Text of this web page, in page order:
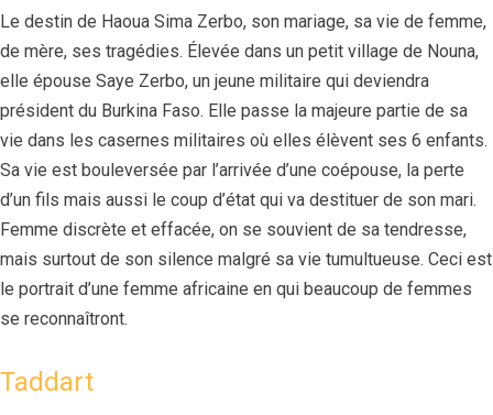
Le destin de Haoua Sima Zerbo, son mariage, sa vie de femme,
de mère, ses tragédies. Élevée dans un petit village de Nouna,
elle épouse Saye Zerbo, un jeune militaire qui deviendra
président du Burkina Faso. Elle passe la majeure partie de sa
vie dans les casernes militaires où elles élèvent ses 6 enfants.
Sa vie est bouleversée par l’arrivée d’une coépouse, la perte
d’un fils mais aussi le coup d’état qui va destituer de son mari.
Femme discrète et effacée, on se souvient de sa tendresse,
mais surtout de son silence malgré sa vie tumultueuse. Ceci est
le portrait d’une femme africaine en qui beaucoup de femmes
se reconnaîtront.
Taddart